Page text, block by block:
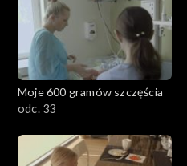
Moje 600 gramów szczęścia
odc. 33